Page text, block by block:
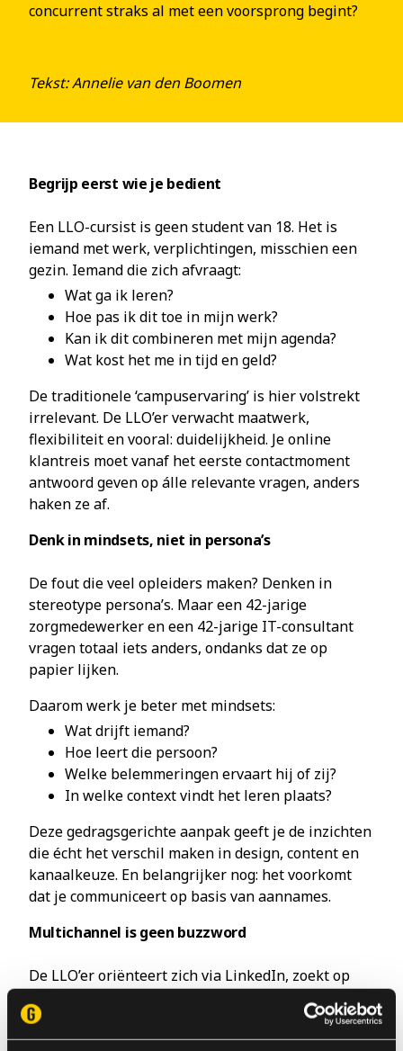
concurrent straks al met een voorsprong begint?
Tekst: Annelie van den Boomen
Begrijp eerst wie je bedient
Een LLO-cursist is geen student van 18. Het is
iemand met werk, verplichtingen, misschien een
gezin. Iemand die zich afvraagt:
Wat ga ik leren?
Hoe pas ik dit toe in mijn werk?
Kan ik dit combineren met mijn agenda?
Wat kost het me in tijd en geld?
De traditionele ‘campuservaring’ is hier volstrekt
irrelevant. De LLO’er verwacht maatwerk,
flexibiliteit en vooral: duidelijkheid. Je online
klantreis moet vanaf het eerste contactmoment
antwoord geven op álle relevante vragen, anders
haken ze af.
Denk in mindsets, niet in persona’s
De fout die veel opleiders maken? Denken in
stereotype persona’s. Maar een 42-jarige
zorgmedewerker en een 42-jarige IT-consultant
vragen totaal iets anders, ondanks dat ze op
papier lijken.
Daarom werk je beter met mindsets:
Wat drijft iemand?
Hoe leert die persoon?
Welke belemmeringen ervaart hij of zij?
In welke context vindt het leren plaats?
Deze gedragsgerichte aanpak geeft je de inzichten
die écht het verschil maken in design, content en
kanaalkeuze. En belangrijker nog: het voorkomt
dat je communiceert op basis van aannames.
Multichannel is geen buzzword
De LLO’er oriënteert zich via LinkedIn, zoekt op
Google, leest reviews en bezoekt je site. Het is
geen lineair proces, en jouw marketing mag dat
dus ook niet zijn.